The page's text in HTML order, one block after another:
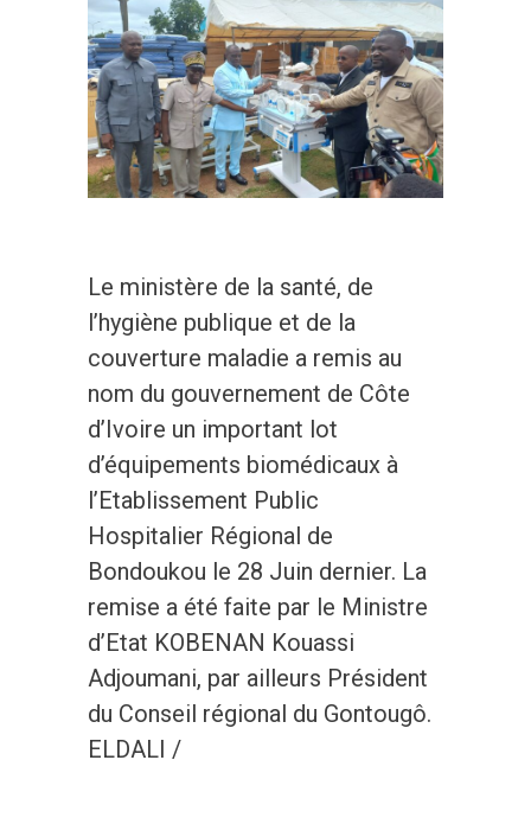
Le ministère de la santé, de
l’hygiène publique et de la
couverture maladie a remis au
nom du gouvernement de Côte
d’Ivoire un important lot
d’équipements biomédicaux à
l’Etablissement Public
Hospitalier Régional de
Bondoukou le 28 Juin dernier. La
remise a été faite par le Ministre
d’Etat KOBENAN Kouassi
Adjoumani, par ailleurs Président
du Conseil régional du Gontougô.
ELDALI /